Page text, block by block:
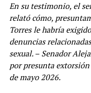
En su testimonio, el
relató cómo,
Torres le habría
denuncias
sexual. – Senador
por presunta extorsión
de mayo 2026.